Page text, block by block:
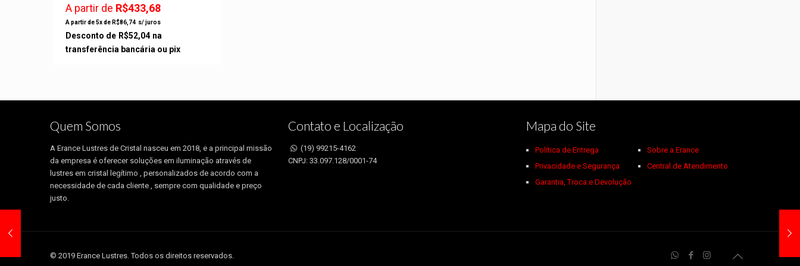
A partir de R$433,68
A partir de 5x de R$86,74 s/ juros
Desconto de R$52,04 na
transferência bancária ou pix
Quem Somos
A Erance Lustres de Cristal nasceu em 2018, e a principal missão
da empresa é oferecer soluções em iluminação através de
lustres em cristal legítimo , personalizados de acordo com a
necessidade de cada cliente , sempre com qualidade e preço
justo.
Contato e Localização
(19) 99215-4162
CNPJ: 33.097.128/0001-74
Mapa do Site
Política de Entrega
Privacidade e Segurança
Garantia, Troca e Devolução
Sobre a Erance
Central de Atendimento
© 2019 Erance Lustres. Todos os direitos reservados.